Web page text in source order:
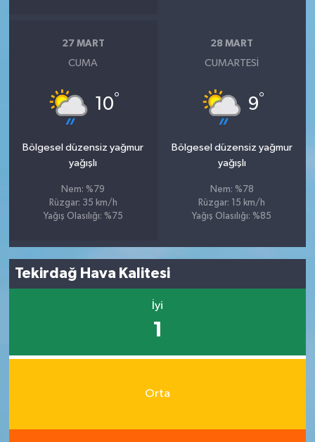
27 MART
CUMA
10°
Bölgesel düzensiz yağmur
yağışlı
Nem: %79
Rüzgar: 35 km/h
Yağış Olasılığı: %75
28 MART
CUMARTESI
9°
Bölgesel düzensiz yağmur
yağışlı
Nem: %78
Rüzgar: 15 km/h
Yağış Olasılığı: %85
Tekirdağ Hava Kalitesi
İyi
1
Orta